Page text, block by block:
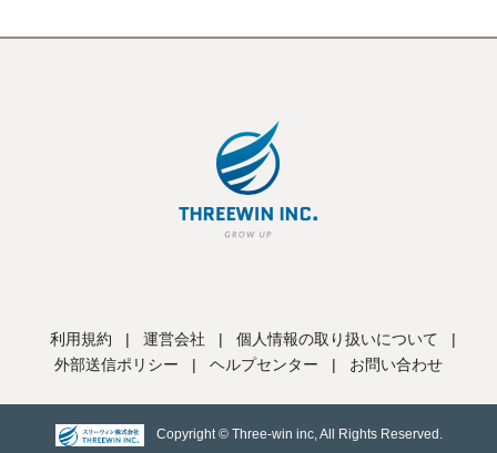
利用規約 | 運営会社 | 個人情報の取り扱いについて
|
外部送信ポリシー
| ヘルプセンター | お問い合わせ
Copyright © Three-win inc, All Rights Reserved.